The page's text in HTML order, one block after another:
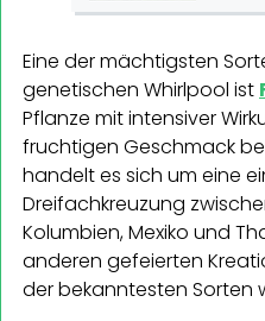
Eine der mächtigsten
genetischen Whirlpool ist
Pflanze mit intensiver
fruchtigen Geschmack
handelt es sich um eine
Dreifachkreuzung
Kolumbien, Mexiko und
anderen gefeierten
der bekanntesten Sorten